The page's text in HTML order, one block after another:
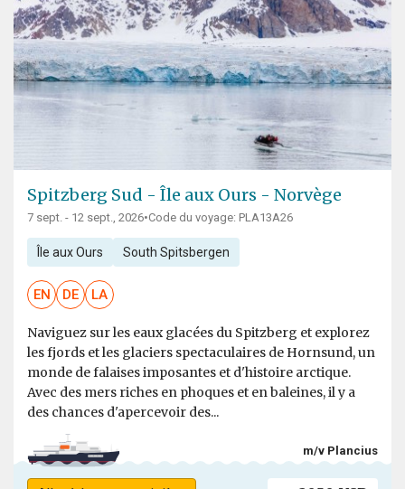
Spitzberg Sud - Île aux Ours - Norvège
7 sept. - 12 sept., 2026•Code du voyage: PLA13A26
Île aux Ours South Spitsbergen
EN DE LA
Naviguez sur les eaux glacées du Spitzberg et explorez
les fjords et les glaciers spectaculaires de Hornsund, un
monde de falaises imposantes et d'histoire arctique.
Avec des mers riches en phoques et en baleines, il y a
des chances d'apercevoir des...
m/v Plancius